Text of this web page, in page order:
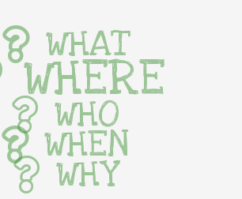
WHAT
WHERE
WHO
WHEN
WHY